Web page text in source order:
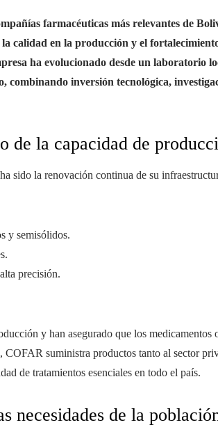
farmacéuticas más relevantes de
calidad en la producción y el
ha evolucionado desde un laboratorio
combinando inversión tecnológica,
de la capacidad de
sido la renovación continua de su
y semisólidos.
precisión.
y han asegurado que los medicamentos
COFAR suministra productos tanto al sector
de tratamientos esenciales en todo el país.
necesidades de la